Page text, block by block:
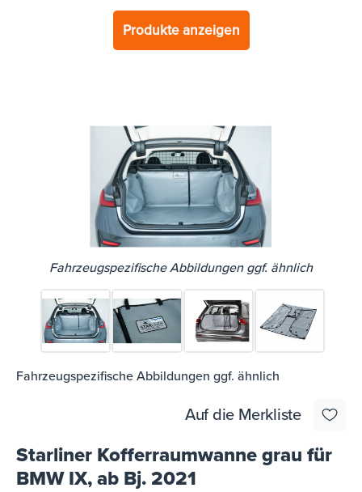
Produkte anzeigen
Fahrzeugspezifische Abbildungen ggf. ähnlich
Fahrzeugspezifische Abbildungen ggf. ähnlich
Auf die Merkliste
Starliner Kofferraumwanne grau für
BMW IX, ab Bj. 2021